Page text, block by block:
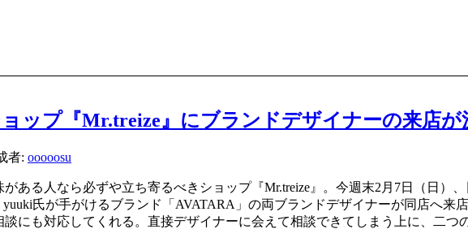
ップ『Mr.treize』にブランドデザイナーの来店が
者: ooooosu
ある人なら必ずや立ち寄るべきショップ『Mr.treize』。今週末2月7日（日）
氏が手がけるブランド「AVATARA」の両ブランドデザイナーが同店へ来
にも対応してくれる。直接デザイナーに会えて相談できてしまう上に、二つ